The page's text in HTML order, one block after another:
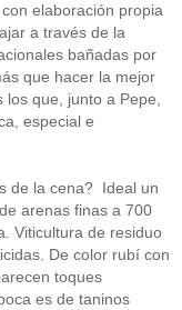
elaboración propia
a través de la
bañadas por
que hacer la mejor
los que, junto a Pepe,
especial e
de la cena? Ideal un
arenas finas a 700
Viticultura de residuo
De color rubí con
toques
es de taninos